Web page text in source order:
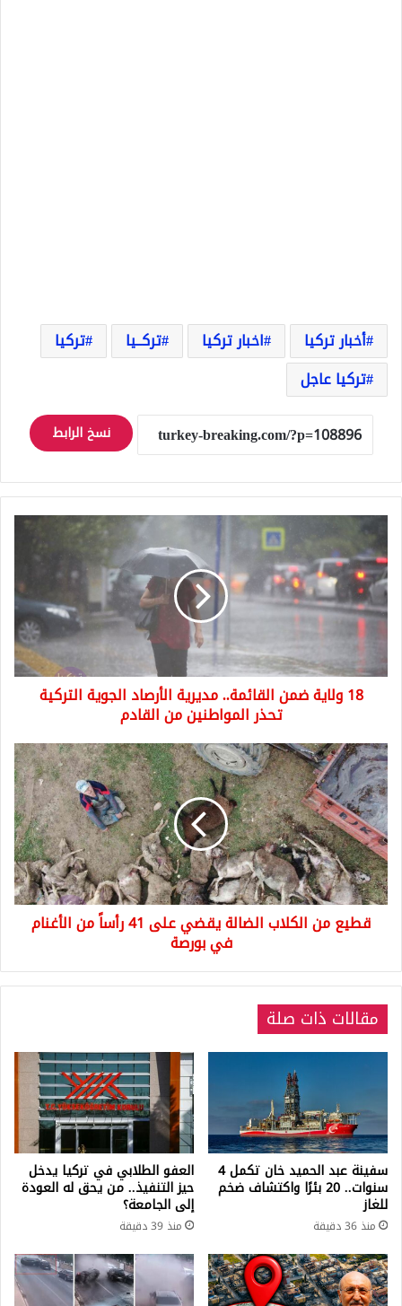
أخبار تركيا اخبار تركيا تركــيا
تركيا
تركيا عاجل
نسخ الرابط
ولاية
ضمن
القائمة..
مديرية
الأرصاد
الجوية
التركية
تحذر
المواطنين18 ولاية ضمن القائمة.. مديرية الأرصاد الجوية التركية
تحذر المواطنين من القادم
قطيع
من
الكلاب
الضالة
يقضي
على
41
رأساً
من
الأغنام
قطيع من الكلاب الضالة يقضي على 41 رأساً من الأغنام
في بورصة
مقالات ذات صلة
سفينة عبد الحميد خان تكمل 4
سنوات.. 20 بئرًا واكتشاف ضخم
للغاز
منذ 36 دقيقة
العفو الطلابي في تركيا يدخل
حيز التنفيذ.. من يحق له العودة
إلى الجامعة؟
منذ 39 دقيقة